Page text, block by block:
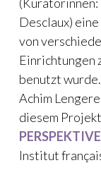
Desclaux)
von
Einrichtungen
benutzt wurde.
Achim
diesem
PERSPEKTIVE
Institut